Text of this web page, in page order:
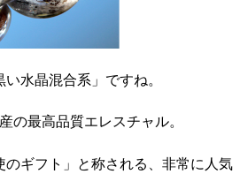
水晶混合系」ですね。
の最高品質エレスチャル。
のギフト」と称される、非常に人気